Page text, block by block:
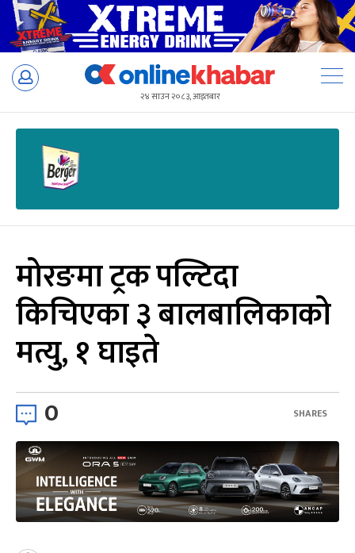
Skip
२४ साउन २०८३, आइतबार
मोरङमा ट्रक पल्टिदा
किचिएका ३ बालबालिकाको
मत्यु, १ घाइते
0 SHARES